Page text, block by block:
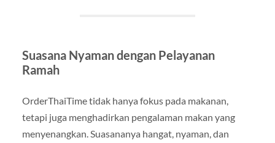
Suasana Nyaman dengan Pelayanan
Ramah
OrderThaiTime tidak hanya fokus pada makanan,
tetapi juga menghadirkan pengalaman makan yang
menyenangkan. Suasananya hangat, nyaman, dan